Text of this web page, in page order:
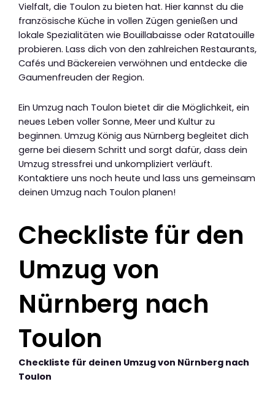
Vielfalt, die Toulon zu bieten hat. Hier kannst du die
französische Küche in vollen Zügen genießen und
lokale Spezialitäten wie Bouillabaisse oder Ratatouille
probieren. Lass dich von den zahlreichen Restaurants,
Cafés und Bäckereien verwöhnen und entdecke die
Gaumenfreuden der Region.
Ein Umzug nach Toulon bietet dir die Möglichkeit, ein
neues Leben voller Sonne, Meer und Kultur zu
beginnen. Umzug König aus Nürnberg begleitet dich
gerne bei diesem Schritt und sorgt dafür, dass dein
Umzug stressfrei und unkompliziert verläuft.
Kontaktiere uns noch heute und lass uns gemeinsam
deinen Umzug nach Toulon planen!
Checkliste für den
Umzug von
Nürnberg nach
Toulon
Checkliste für deinen Umzug von Nürnberg nach
Toulon